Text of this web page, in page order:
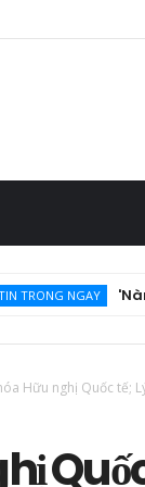
'Nàng Bạch
Hữu nghị Quốc tế;